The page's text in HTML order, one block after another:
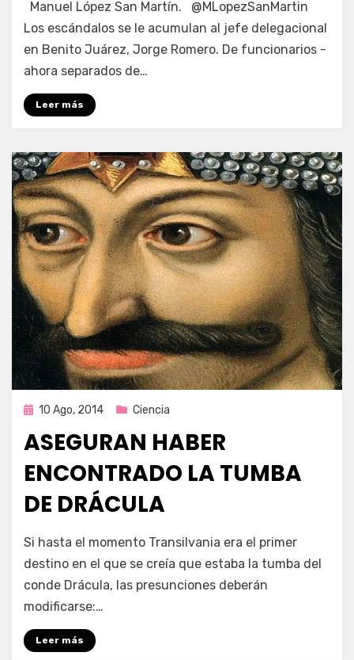
Manuel López San Martín. @MLopezSanMartin
Los escándalos se le acumulan al jefe delegacional
en Benito Juárez, Jorge Romero. De funcionarios -
ahora separados de…
Leer más
Publicada
10 Ago, 2014 Ciencia
ASEGURAN HABER
ENCONTRADO LA TUMBA
DE DRÁCULA
por Enrique
Si hasta el momento Transilvania era el primer
destino en el que se creía que estaba la tumba del
conde Drácula, las presunciones deberán
modificarse:…
Leer más